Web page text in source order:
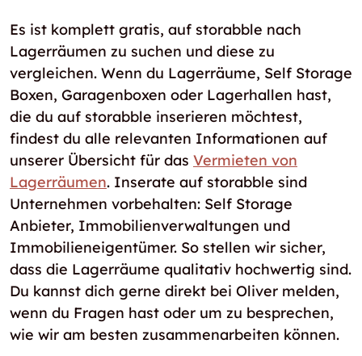
Es ist komplett gratis, auf storabble nach
Lagerräumen zu suchen und diese zu
vergleichen. Wenn du Lagerräume, Self Storage
Boxen, Garagenboxen oder Lagerhallen hast,
die du auf storabble inserieren möchtest,
findest du alle relevanten Informationen auf
unserer Übersicht für das Vermieten von
Lagerräumen. Inserate auf storabble sind
Unternehmen vorbehalten: Self Storage
Anbieter, Immobilienverwaltungen und
Immobilieneigentümer. So stellen wir sicher,
dass die Lagerräume qualitativ hochwertig sind.
Du kannst dich gerne direkt bei Oliver melden,
wenn du Fragen hast oder um zu besprechen,
wie wir am besten zusammenarbeiten können.